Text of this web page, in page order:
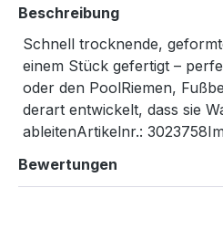
Beschreibung
Schnell trocknende,
einem Stück gefertigt –
oder den PoolRiemen,
derart entwickelt, dass sie
ableitenArtikelnr.:
Bewertungen